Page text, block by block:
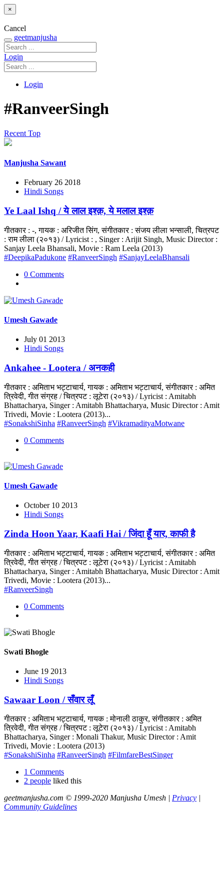
×
Cancel
geetmanjusha
Login
Login
#RanveerSingh
Recent Top
Manjusha Sawant
February 26 2018
Hindi Songs
Ye Laal Ishq / ये लाल इश्क़, ये मलाल इश्क़
गीतकार : -, गायक : अरिजीत सिंग, संगीतकार : संजय लीला भन्साली, चित्रपट
: राम लीला (२०१३) / Lyricist : , Singer : Arijit Singh, Music Director :
Sanjay Leela Bhansali, Movie : Ram Leela (2013)
#DeepikaPadukone #RanveerSingh #SanjayLeelaBhansali
0 Comments
Umesh Gawade
July 01 2013
Hindi Songs
Ankahee - Lootera / अनकही
गीतकार : अमिताभ भट्टाचार्य, गायक : अमिताभ भट्टाचार्य, संगीतकार : अमित
त्रिवेदी, गीत संग्रह / चित्रपट : लूटेरा (२०१३) / Lyricist : Amitabh
Bhattacharya, Singer : Amitabh Bhattacharya, Music Director : Amit
Trivedi, Movie : Lootera (2013)...
#SonakshiSinha #RanveerSingh #VikramadityaMotwane
0 Comments
Umesh Gawade
October 10 2013
Hindi Songs
Zinda Hoon Yaar, Kaafi Hai / जिंदा हूँ यार, काफी है
गीतकार : अमिताभ भट्टाचार्य, गायक : अमिताभ भट्टाचार्य, संगीतकार : अमित
त्रिवेदी, गीत संग्रह / चित्रपट : लूटेरा (२०१३) / Lyricist : Amitabh
Bhattacharya, Singer : Amitabh Bhattacharya, Music Director : Amit
Trivedi, Movie : Lootera (2013)...
#RanveerSingh
0 Comments
Swati Bhogle
June 19 2013
Hindi Songs
Sawaar Loon / सँवार लूँ
गीतकार : अमिताभ भट्टाचार्य, गायक : मोनाली ठाकुर, संगीतकार : अमित
त्रिवेदी, गीत संग्रह / चित्रपट : लूटेरा (२०१३) / Lyricist : Amitabh
Bhattacharya, Singer : Monali Thakur, Music Director : Amit
Trivedi, Movie : Lootera (2013)
#SonakshiSinha #RanveerSingh #FilmfareBestSinger
1 Comments
2 people liked this
geetmanjusha.com © 1999-2020 Manjusha Umesh | Privacy
Community Guidelines